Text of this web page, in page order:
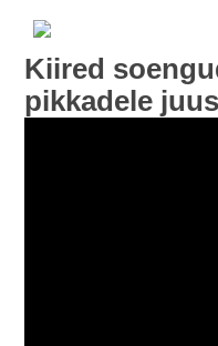
Kiired
pikkadele